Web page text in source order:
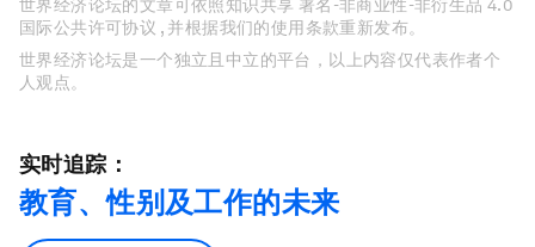
世界经济论坛的文章可依照知识共享 署名-非商业性-非衍生品 4.0
国际公共许可协议 , 并根据我们的使用条款重新发布。
世界经济论坛是一个独立且中立的平台，以上内容仅代表作者个
人观点。
实时追踪：
教育、性别及工作的未来